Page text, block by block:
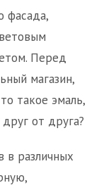
фасада,
Перед
магазин,
такое эмаль,
от друга?
в различных